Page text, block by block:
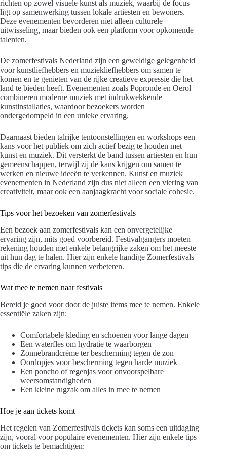
richten op zowel visuele kunst als muziek, waarbij de focus
ligt op samenwerking tussen lokale artiesten en bewoners.
Deze evenementen bevorderen niet alleen culturele
uitwisseling, maar bieden ook een platform voor opkomende
talenten.
De zomerfestivals Nederland zijn een geweldige gelegenheid
voor kunstliefhebbers en muziekliefhebbers om samen te
komen en te genieten van de rijke creatieve expressie die het
land te bieden heeft. Evenementen zoals Popronde en Oerol
combineren moderne muziek met indrukwekkende
kunstinstallaties, waardoor bezoekers worden
ondergedompeld in een unieke ervaring.
Daarnaast bieden talrijke tentoonstellingen en workshops een
kans voor het publiek om zich actief bezig te houden met
kunst en muziek. Dit versterkt de band tussen artiesten en hun
gemeenschappen, terwijl zij de kans krijgen om samen te
werken en nieuwe ideeën te verkennen. Kunst en muziek
evenementen in Nederland zijn dus niet alleen een viering van
creativiteit, maar ook een aanjaagkracht voor sociale cohesie.
Tips voor het bezoeken van zomerfestivals
Een bezoek aan zomerfestivals kan een onvergetelijke
ervaring zijn, mits goed voorbereid. Festivalgangers moeten
rekening houden met enkele belangrijke zaken om het meeste
uit hun dag te halen. Hier zijn enkele handige Zomerfestivals
tips die de ervaring kunnen verbeteren.
Wat mee te nemen naar festivals
Bereid je goed voor door de juiste items mee te nemen. Enkele
essentiële zaken zijn:
Comfortabele kleding en schoenen voor lange dagen
Een waterfles om hydratie te waarborgen
Zonnebrandcrème ter bescherming tegen de zon
Oordopjes voor bescherming tegen harde muziek
Een poncho of regenjas voor onvoorspelbare
weersomstandigheden
Een kleine rugzak om alles in mee te nemen
Hoe je aan tickets komt
Het regelen van Zomerfestivals tickets kan soms een uitdaging
zijn, vooral voor populaire evenementen. Hier zijn enkele tips
om tickets te bemachtigen: